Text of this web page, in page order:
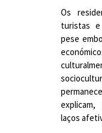
Os
turistas
pese
laços